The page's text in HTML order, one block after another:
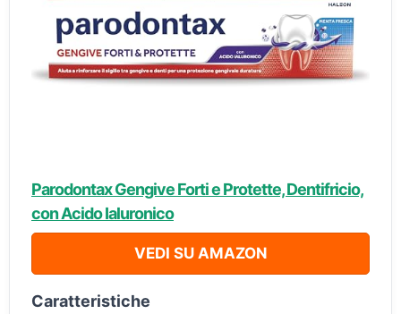
Parodontax Gengive Forti e Protette, Dentifricio,
con Acido Ialuronico
VEDI SU AMAZON
Caratteristiche